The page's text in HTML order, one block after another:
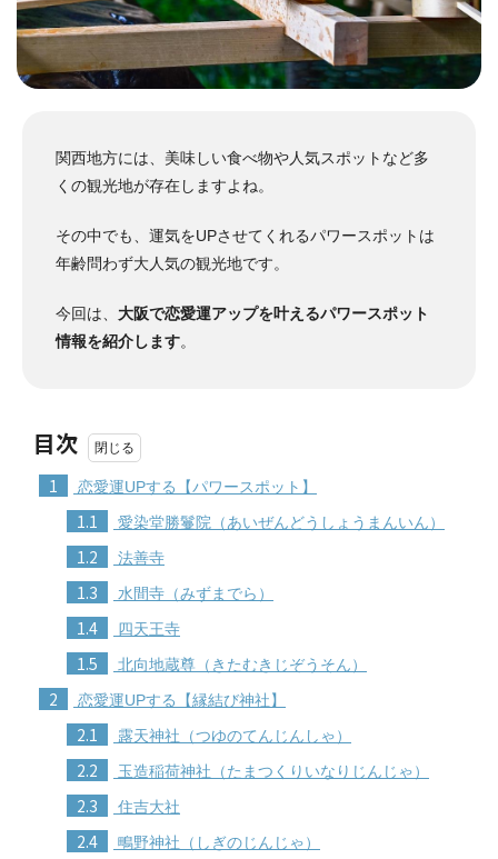
関西地方には、美味しい食べ物や人気スポットなど多
くの観光地が存在しますよね。
その中でも、運気をUPさせてくれるパワースポットは
年齢問わず大人気の観光地です。
今回は、 大阪で恋愛運アップを叶えるパワースポット
情報を紹介します。
目次
1 恋愛運UPする【パワースポット】
1.1 愛染堂勝鬘院（あいぜんどうしょうまんいん）
1.2 法善寺
1.3 水間寺（みずまでら）
1.4 四天王寺
1.5 北向地蔵尊（きたむきじぞうそん）
2 恋愛運UPする【縁結び神社】
2.1 露天神社（つゆのてんじんしゃ）
2.2 玉造稲荷神社（たまつくりいなりじんじゃ）
2.3 住吉大社
2.4 鴫野神社（しぎのじんじゃ）